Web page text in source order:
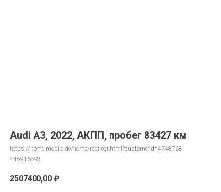
Audi A3, 2022, АКПП, пробег 83427 км
https://home.mobile.de/home/redirect.html?customerId=4748768
445916898
2507400,00 ₽